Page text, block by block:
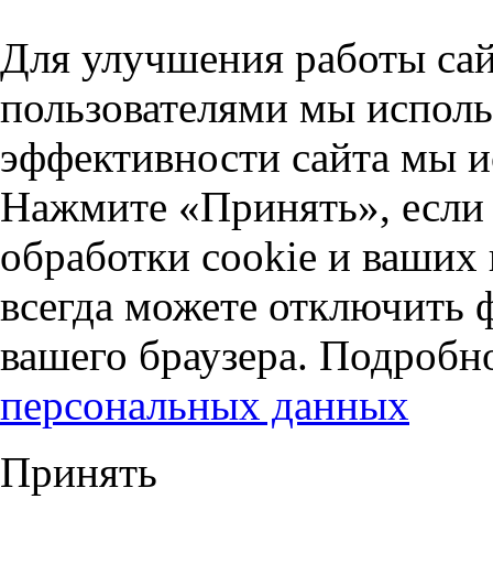
Для улучшения работы
пользователями мы
эффективности сайта мы
Нажмите «Принять», если
обработки cookie и
всегда можете отключить
вашего браузера.
персональных данных
Принять